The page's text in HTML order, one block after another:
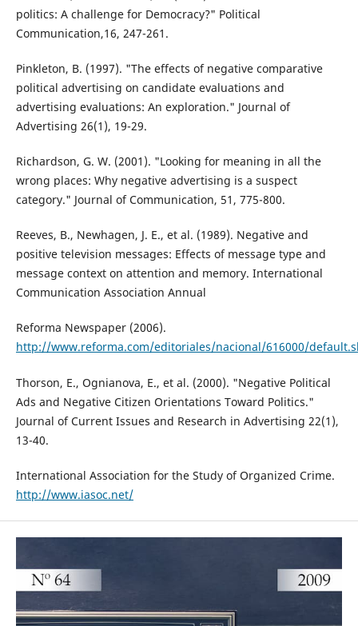
politics: A challenge for Democracy?" Political
Communication,16, 247-261.
Pinkleton, B. (1997). "The effects of negative comparative
political advertising on candidate evaluations and
advertising evaluations: An exploration." Journal of
Advertising 26(1), 19-29.
Richardson, G. W. (2001). "Looking for meaning in all the
wrong places: Why negative advertising is a suspect
category." Journal of Communication, 51, 775-800.
Reeves, B., Newhagen, J. E., et al. (1989). Negative and
positive television messages: Effects of message type and
message context on attention and memory. International
Communication Association Annual
Reforma Newspaper (2006).
http://www.reforma.com/editoriales/nacional/616000/
Thorson, E., Ognianova, E., et al. (2000). "Negative Political
Ads and Negative Citizen Orientations Toward Politics."
Journal of Current Issues and Research in Advertising 22(1),
13-40.
International Association for the Study of Organized Crime.
http://www.iasoc.net/